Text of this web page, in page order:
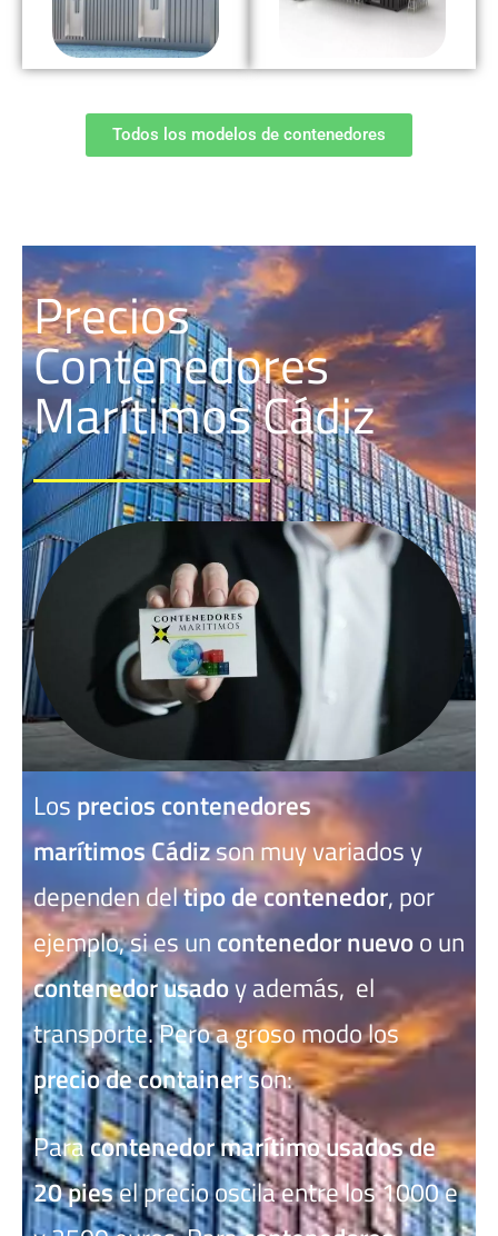
Todos los modelos de contenedores
Precios
Contenedores
Marítimos Cádiz
Los precios contenedores
marítimosCádizson muy variados y
dependen deltipo de contenedor, por
ejemplo, si es un contenedor nuevoo un
contenedor usadoy además, el
transporte. Pero a groso modo los
precio de containerson:
Paracontenedor marítimo usados de
20 piesel precio oscila entre los 1000 e